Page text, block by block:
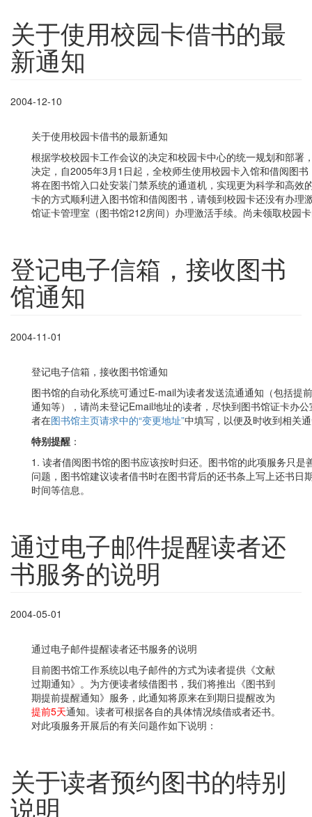
关于使用校园卡借书的最
新通知
2004-12-10
关于使用校园卡借书的最新通知
根据学校校园卡工作会议的决定和校园卡中心的统一规划和部署
决定，自2005年3月1日起，全校师生使用校园卡入馆和借阅图
将在图书馆入口处安装门禁系统的通道机，实现更为科学和高效
卡的方式顺利进入图书馆和借阅图书，请领到校园卡还没有办理
馆证卡管理室（图书馆212房间）办理激活手续。尚未领取校园
登记电子信箱，接收图书
馆通知
2004-11-01
登记电子信箱，接收图书馆通知
图书馆的自动化系统可通过E-mail为读者发送流通通知（包括提
通知等），请尚未登记Email地址的读者，尽快到图书馆证卡办
者在图书馆主页请求中的“变更地址”中填写，以便及时收到相关
特别提醒 ：
1. 读者借阅图书馆的图书应该按时归还。图书馆的此项服务只
问题，图书馆建议读者借书时在图书背后的还书条上写上还书
时间等信息。
通过电子邮件提醒读者还
书服务的说明
2004-05-01
通过电子邮件提醒读者还书服务的说明
目前图书馆工作系统以电子邮件的方式为读者提供《文献
过期通知》。为方便读者续借图书，我们将推出《图书到
期提前提醒通知》服务，此通知将原来在到期日提醒改为
提前5天通知。读者可根据各自的具体情况续借或者还书。
对此项服务开展后的有关问题作如下说明：
关于读者预约图书的特别
说明